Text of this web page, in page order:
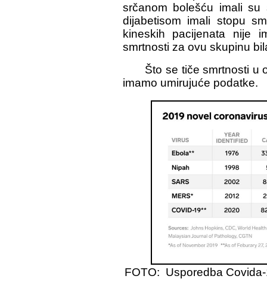
srčanom bolešću imali
dijabetisom imali stopu
kineskih pacijenata nije
smrtnosti za ovu skupinu
Što se tiče smrtnosti u
imamo umirujuće podatke.
FOTO: Usporedba